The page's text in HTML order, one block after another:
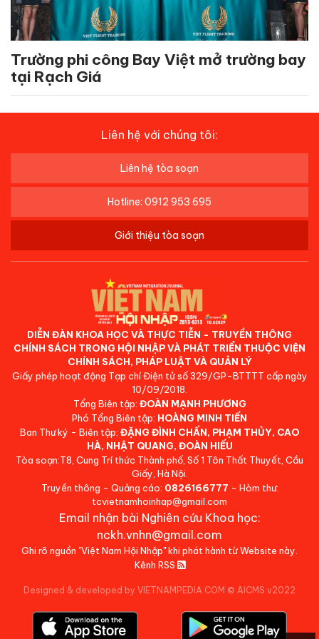
Trường phi công Bay Việt mở trường bay
tại Rạch Giá
Liên hệ với chúng tôi:
Liên hệ tòa soạn
Hotline: 0912 953 695
Giới thiệu tòa soạn
DIỄN ĐÀN KHOA HỌC VÀ THỰC TIỄN - TRUYỀN THÔNG
CHÍNH SÁCH TRONG HỘI NHẬP VÀ PHÁT TRIỂN THUỘC VIỆN
CHÍNH SÁCH, PHÁP LUẬT VÀ QUẢN LÝ
Giấy phép hoạt động Tạp chí Điện tử số 329/GP-BTTTT cấp ngày
10/09/2018.
Tổng Biên tập: ĐOÀN MẠNH PHƯƠNG
Phó Tổng Biên tập: HOÀNG MINH TIẾN
Ban Thư ký - Biên tập: ĐẶNG ĐÌNH CHẤN, PHẠM THỦY, CAO
HÀ, NHẬT QUANG, ĐOÀN HIẾU
Tòa soạn:T8, Cung Trí thức Thành phố, Số 1 Tôn Thất Thuyết, Cầu
Giấy, Hà Nội.
Truyền thông - Quảng cáo: 0826166777 - Hòm thư:
tcvietnamhoinhap@gmail.com
Email nhận bài Nghiên cứu Khoa học:
nckh.vnhn@gmail.com
Ghi rõ nguồn "Việt Nam Hội Nhập" khi phát hành từ Website này.
Kênh RSS
Designed & developed by VIETNAMPEDIA.COM © AICMS v2022